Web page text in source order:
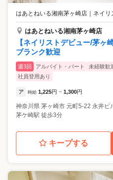
はあとねいる湘南茅ヶ崎店 ネイリ
はあとねいる湘南茅ヶ崎店
【ネイリストデビュー/茅ヶ
ブランク歓迎
週3回 アルバイト・パート 未経験歓
社員登用あり
ア 時給 1,225円 ~ 1,300円
神奈川県 茅ヶ崎市 元町5-22 永井ビ
茅ケ崎駅 徒歩3分
キープする